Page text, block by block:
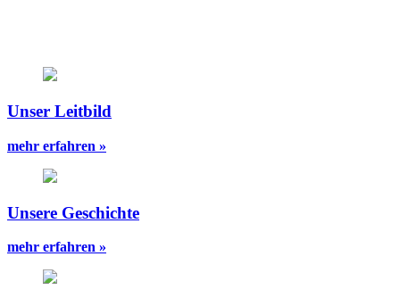
Unser Leitbild
mehr erfahren »
Unsere Geschichte
mehr erfahren »